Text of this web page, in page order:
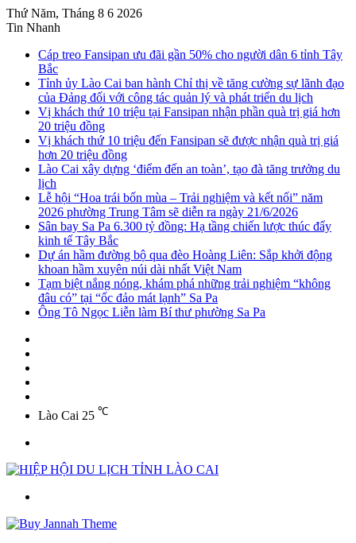
Thứ Năm, Tháng 8 6 2026
Tin Nhanh
Cáp treo Fansipan ưu đãi gần 50% cho người dân 6 tỉnh Tây
Bắc
Tỉnh ủy Lào Cai ban hành Chỉ thị về tăng cường sự lãnh đạo
của Đảng đối với công tác quản lý và phát triển du lịch
Vị khách thứ 10 triệu tại Fansipan nhận phần quà trị giá hơn
20 triệu đồng
Vị khách thứ 10 triệu đến Fansipan sẽ được nhận quà trị giá
hơn 20 triệu đồng
Lào Cai xây dựng ‘điểm đến an toàn’, tạo đà tăng trưởng du
lịch
Lễ hội “Hoa trái bốn mùa – Trải nghiệm và kết nối” năm
2026 phường Trung Tâm sẽ diễn ra ngày 21/6/2026
Sân bay Sa Pa 6.300 tỷ đồng: Hạ tầng chiến lược thúc đẩy
kinh tế Tây Bắc
Dự án hầm đường bộ qua đèo Hoàng Liên: Sắp khởi động
khoan hầm xuyên núi dài nhất Việt Nam
Tạm biệt nắng nóng, khám phá những trải nghiệm “không
đâu có” tại “ốc đảo mát lạnh” Sa Pa
Ông Tô Ngọc Liễn làm Bí thư phường Sa Pa
Lào Cai 25 ℃